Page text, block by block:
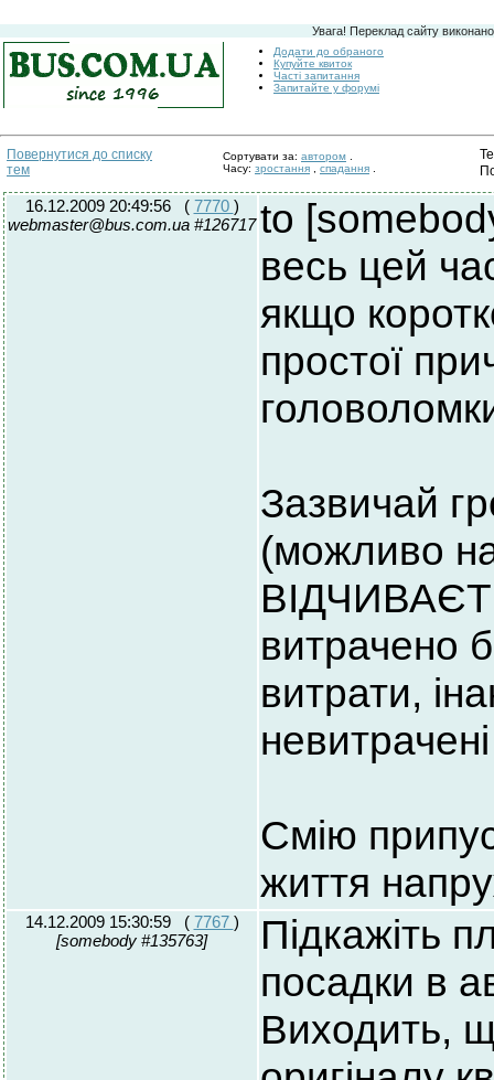
Увага! Переклад сайту
Додати до обраного
Купуйте квиток
Часті запитання
Запитайте у форумі
Повернутися до списку
тем
Сортувати за: автором
Часу: зростання спадання
16.12.2009 20:49:56 ( 7770 )
webmaster@bus.com.ua #126717 to
весь цей
якщо
простої
Зазвичай
(можливо
витрачено
витрати,
Смію
життя
14.12.2009 15:30:59 ( 7767 )
[somebody #135763]
Підкажіть
посадки в
Виходить,